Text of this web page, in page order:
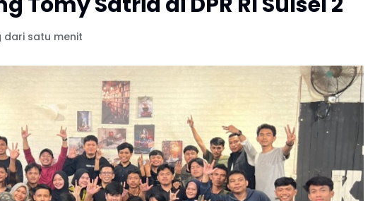
dari satu menit